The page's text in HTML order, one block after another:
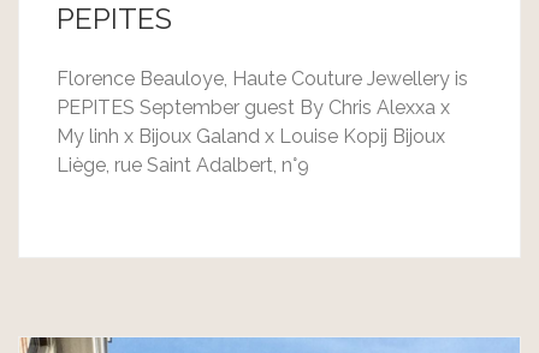
PEPITES
Florence Beauloye, Haute Couture Jewellery is
PEPITES September guest By Chris Alexxa x
My linh x Bijoux Galand x Louise Kopij Bijoux
Liège, rue Saint Adalbert, n°9